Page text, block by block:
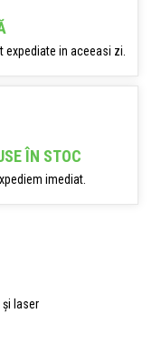
in aceeasi zi.
ÎN STOC
imediat.
și laser